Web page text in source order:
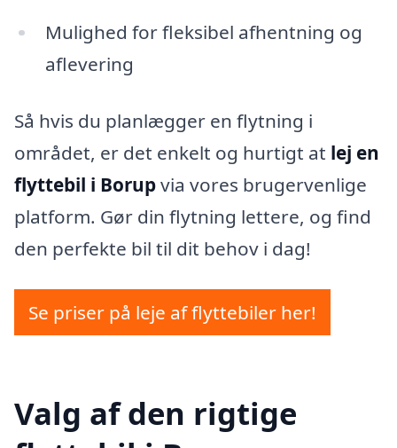
Mulighed for fleksibel afhentning og
aflevering
Så hvis du planlægger en flytning i
området, er det enkelt og hurtigt at lej en
flyttebil i Borupvia vores brugervenlige
platform. Gør din flytning lettere, og find
den perfekte bil til dit behov i dag!
Se priser på leje af flyttebiler her!
Valg af den rigtige